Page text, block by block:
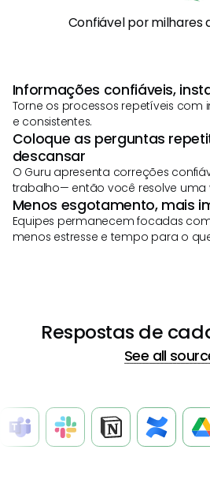
Confiável por milhares
Informações confiáveis,
Torne os processos repetíveis com
e consistentes.
Coloque as perguntas
descansar
O Guru apresenta correções
trabalho— então você resolve uma
Menos esgotamento, mais
Equipes permanecem focadas
menos estresse e tempo para o
Respostas de
See all